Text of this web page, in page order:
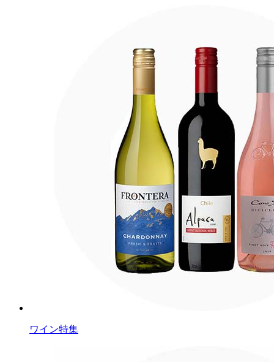
ワイン特集